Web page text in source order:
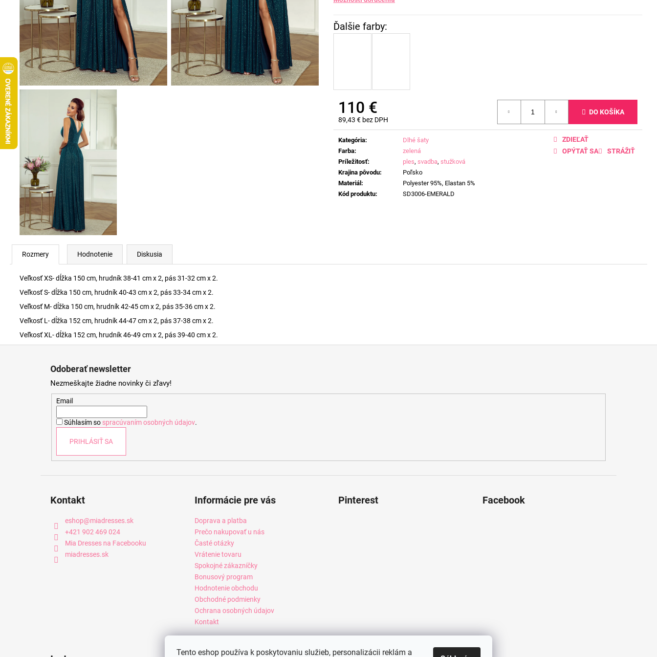
Tento eshop používa k poskytovaniu služieb, personalizácii reklám a
110 €
89,43 € bez DPH
Jednotková
cena:
DO KOŠÍKA
Kategória:
Dlhé šaty
Farba:
zelená
Príležitosť: ples, svadba, stužková
Krajina pôvodu:
Poľsko
Materiál:
Polyester 95%, Elastan 5%
Kód produktu: SD3006-EMERALD
OPÝTAŤ SA STRÁŽIŤ
ZDIEĽAŤ
Rozmery Hodnotenie Diskusia
Veľkosť XS- dĺžka 150 cm, hrudník 38-41 cm x 2, pás 31-32 cm x 2.
Veľkosť S- dĺžka 150 cm, hrudník 40-43 cm x 2, pás 33-34 cm x 2.
Veľkosť M- dĺžka 150 cm, hrudník 42-45 cm x 2, pás 35-36 cm x 2.
Veľkosť L- dĺžka 152 cm, hrudník 44-47 cm x 2, pás 37-38 cm x 2.
Veľkosť XL- dĺžka 152 cm, hrudník 46-49 cm x 2, pás 39-40 cm x 2.
Odoberať newsletter
Nezmeškajte žiadne novinky či zľavy!
Email
Súhlasím so spracúvaním osobných údajov.
PRIHLÁSIŤ SA
Kontakt
eshop@miadresses.sk
+421 902 469 024
Mia Dresses na Facebooku
miadresses.sk
Informácie pre vás
Doprava a platba
Prečo nakupovať u nás
Časté otázky
Vrátenie tovaru
Spokojné zákazníčky
Bonusový program
Hodnotenie obchodu
Obchodné podmienky
Ochrana osobných údajov
Kontakt
Pinterest Facebook